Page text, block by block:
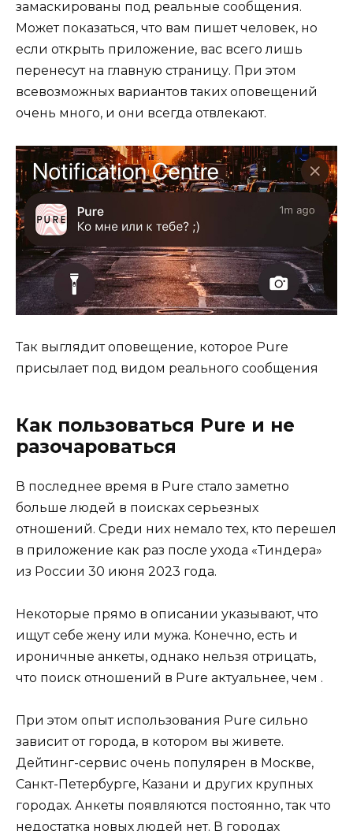
замаскированы под реальные сообщения.
Может показаться, что вам пишет человек, но
если открыть приложение, вас всего лишь
перенесут на главную страницу. При этом
всевозможных вариантов таких оповещений
очень много, и они всегда отвлекают.
Так выглядит оповещение, которое Pure
присылает под видом реального сообщения
Как пользоваться Pure и не
разочароваться
В последнее время в Pure стало заметно
больше людей в поисках серьезных
отношений. Среди них немало тех, кто перешел
в приложение как раз после ухода «Тиндера»
из России 30 июня 2023 года.
Некоторые прямо в описании указывают, что
ищут себе жену или мужа. Конечно, есть и
ироничные анкеты, однако нельзя отрицать,
что поиск отношений в Pure актуальнее, чем .
При этом опыт использования Pure сильно
зависит от города, в котором вы живете.
Дейтинг-сервис очень популярен в Москве,
Санкт-Петербурге, Казани и других крупных
городах. Анкеты появляются постоянно, так что
недостатка новых людей нет. В городах